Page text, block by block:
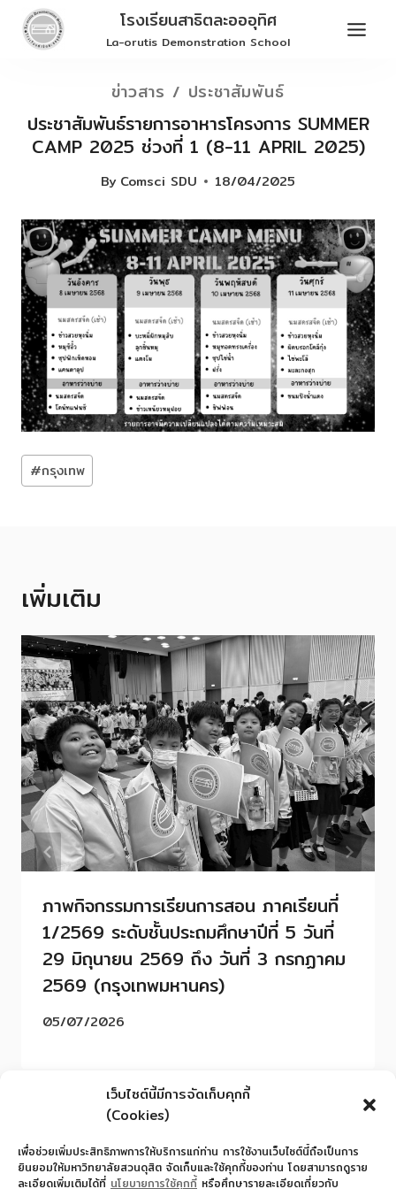
เว็บไซต์นี้มีการจัดเก็บคุกกี้
(Cookies)
เพื่อช่วยเพิ่มประสิทธิภาพการให้บริการแก่ท่าน การใช้งานเว็บไซต์นี้ถือเป็นการ
ยินยอมให้มหาวิทยาลัยสวนดุสิต จัดเก็บและใช้คุกกี้ของท่าน โดยสามารถดูราย
ละเอียดเพิ่มเติมได้ที่ นโยบายการใช้คุกกี้ หรือศึกษารายละเอียดเกี่ยวกับ
Skip
โรงเรียนสาธิตละอออุทิศ
La-orutis Demonstration School
ข่าวสาร / ประชาสัมพันธ์
ประชาสัมพันธ์รายการอาหารโครงการ SUMMER
CAMP 2025 ช่วงที่ 1 (8-11 APRIL 2025)
By Comsci SDU 18/04/2025
Post
Tags:
#กรุงเทพ
เพิ่มเติม
ภาพกิจกรรมการเรียนการสอน ภาคเรียนที่
1/2569 ระดับชั้นประถมศึกษาปีที่ 5 วันที่
29 มิถุนายน 2569 ถึง วันที่ 3 กรกฏาคม
2569 (กรุงเทพมหานคร)
05/07/2026